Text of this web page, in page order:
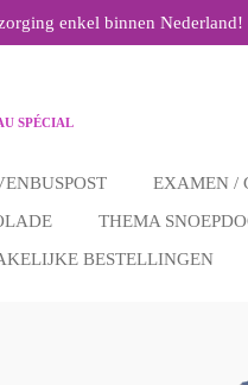
enkel binnen Nederland!
SPÉCIAL
EXAMEN /
THEMA
BESTELLINGEN